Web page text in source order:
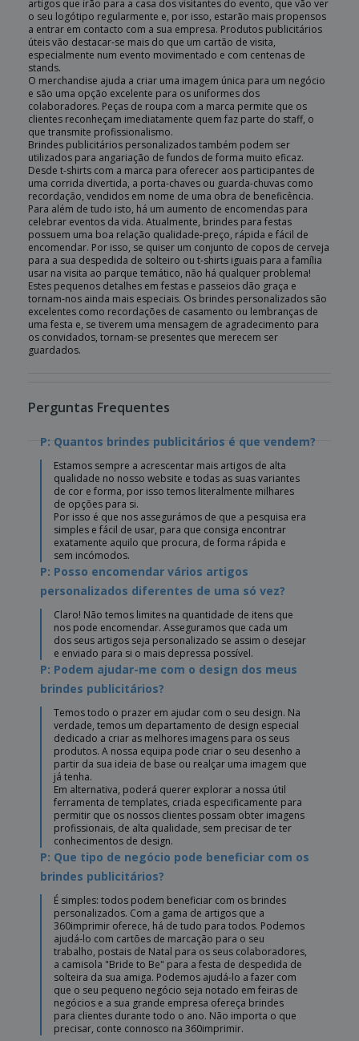
artigos que irão para a casa dos visitantes do evento, que vão ver
o seu logótipo regularmente e, por isso, estarão mais propensos
a entrar em contacto com a sua empresa. Produtos publicitários
úteis vão destacar-se mais do que um cartão de visita,
especialmente num evento movimentado e com centenas de
stands.
O merchandise ajuda a criar uma imagem única para um negócio
e são uma opção excelente para os uniformes dos
colaboradores. Peças de roupa com a marca permite que os
clientes reconheçam imediatamente quem faz parte do staff, o
que transmite profissionalismo.
Brindes publicitários personalizados também podem ser
utilizados para angariação de fundos de forma muito eficaz.
Desde t-shirts com a marca para oferecer aos participantes de
uma corrida divertida, a porta-chaves ou guarda-chuvas como
recordação, vendidos em nome de uma obra de beneficência.
Para além de tudo isto, há um aumento de encomendas para
celebrar eventos da vida. Atualmente, brindes para festas
possuem uma boa relação qualidade-preço, rápida e fácil de
encomendar. Por isso, se quiser um conjunto de copos de cerveja
para a sua despedida de solteiro ou t-shirts iguais para a família
usar na visita ao parque temático, não há qualquer problema!
Estes pequenos detalhes em festas e passeios dão graça e
tornam-nos ainda mais especiais. Os brindes personalizados são
excelentes como recordações de casamento ou lembranças de
uma festa e, se tiverem uma mensagem de agradecimento para
os convidados, tornam-se presentes que merecem ser
guardados.
Perguntas Frequentes
P: Quantos brindes publicitários é que vendem?
Estamos sempre a acrescentar mais artigos de alta
qualidade no nosso website e todas as suas variantes
de cor e forma, por isso temos literalmente milhares
de opções para si.
Por isso é que nos assegurámos de que a pesquisa era
simples e fácil de usar, para que consiga encontrar
exatamente aquilo que procura, de forma rápida e
sem incómodos.
P: Posso encomendar vários artigos
personalizados diferentes de uma só vez?
Claro! Não temos limites na quantidade de itens que
nos pode encomendar. Asseguramos que cada um
dos seus artigos seja personalizado se assim o desejar
e enviado para si o mais depressa possível.
P: Podem ajudar-me com o design dos meus
brindes publicitários?
Temos todo o prazer em ajudar com o seu design. Na
verdade, temos um departamento de design especial
dedicado a criar as melhores imagens para os seus
produtos. A nossa equipa pode criar o seu desenho a
partir da sua ideia de base ou realçar uma imagem que
já tenha.
Em alternativa, poderá querer explorar a nossa útil
ferramenta de templates, criada especificamente para
permitir que os nossos clientes possam obter imagens
profissionais, de alta qualidade, sem precisar de ter
conhecimentos de design.
P: Que tipo de negócio pode beneficiar com os
brindes publicitários?
É simples: todos podem beneficiar com os brindes
personalizados. Com a gama de artigos que a
360imprimir oferece, há de tudo para todos. Podemos
ajudá-lo com cartões de marcação para o seu
trabalho, postais de Natal para os seus colaboradores,
a camisola "Bride to Be" para a festa de despedida de
solteira da sua amiga. Podemos ajudá-lo a fazer com
que o seu pequeno negócio seja notado em feiras de
negócios e a sua grande empresa ofereça brindes
para clientes durante todo o ano. Não importa o que
precisar, conte connosco na 360imprimir.